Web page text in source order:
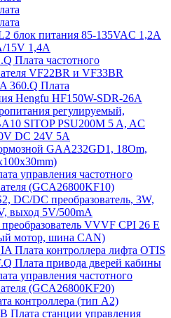
блок питания 85-135VAC 1,2А
15V 1,4А
Плата частотного
VF22BR и VF33BR
360.Q Плата
Hengfu HF150W-SDR-26A
регулируемый,
SITOP PSU200M 5 A, AC
DC 24V 5A
GAA232GD1, 18Om,
управления частотного
(GCA26800KF10)
DC/DC преобразователь, 3W,
выход 5V/500mA
VVVF CPI 26 E
мотор, шина CAN)
Плата контроллера лифта OTIS
Плата привода дверей кабины
управления частотного
(GCA26800KF20)
контроллера (тип A2)
Плата станции управления